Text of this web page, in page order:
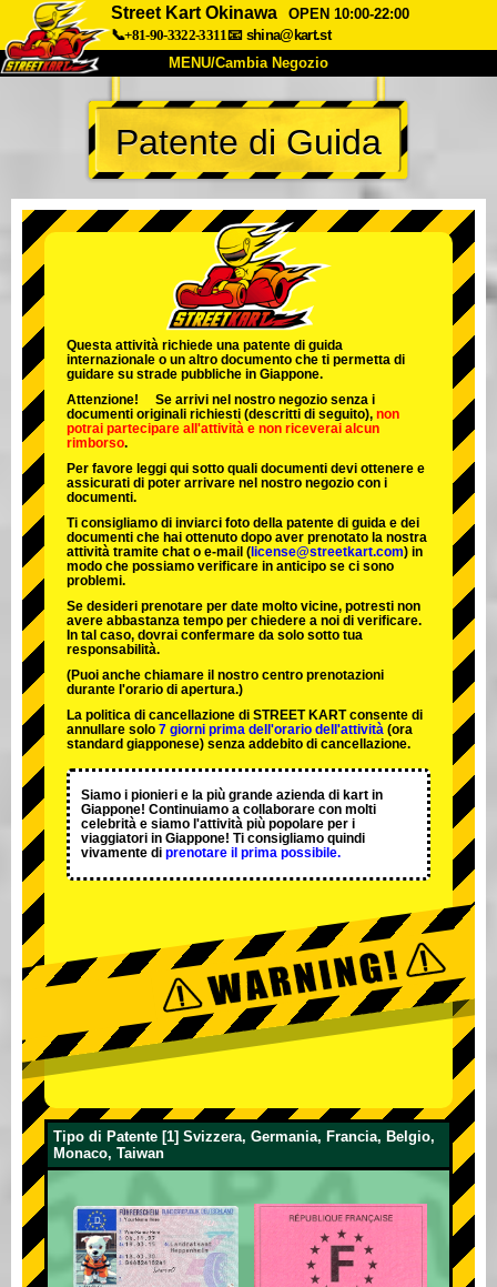
Street Kart Okinawa
OPEN 10:00-22:00
📞+81-90-3322-3311📧 shina@kart.st
MENU/Cambia Negozio
INIZIO
Chi Siamo Specifiche Prezzo
Azienda Prenotazioni
Cambia Negozio
Tokyo Shinagawa
Tokyo Akihabara#2
Tokyo Shibuya Annex
Tokyo Asakusa Osaka
Okinawa
Patente di Guida
Questa attività richiede una patente di guida
internazionale o un altro documento che ti permetta di
guidare su strade pubbliche in Giappone.
Attenzione! Se arrivi nel nostro negozio senza i
documenti originali richiesti (descritti di seguito), non
potrai partecipare all'attività e non riceverai alcun
rimborso.
Per favore leggi qui sotto quali documenti devi ottenere e
assicurati di poter arrivare nel nostro negozio con i
documenti.
Ti consigliamo di inviarci foto della patente di guida e dei
documenti che hai ottenuto dopo aver prenotato la nostra
attività tramite chat o e-mail ( license@streetkart.com) in
modo che possiamo verificare in anticipo se ci sono
problemi.
Se desideri prenotare per date molto vicine, potresti non
avere abbastanza tempo per chiedere a noi di verificare.
In tal caso, dovrai confermare da solo sotto tua
responsabilità.
(Puoi anche chiamare il nostro centro prenotazioni
durante l'orario di apertura.)
La politica di cancellazione di STREET KART consente di
annullare solo 7 giorni prima dell'orario dell'attività (ora
standard giapponese) senza addebito di cancellazione.
Siamo i pionieri e la più grande azienda di kart in
Giappone! Continuiamo a collaborare con molti
celebrità e siamo l'attività più popolare per i
viaggiatori in Giappone! Ti consigliamo quindi
vivamente di prenotare il prima possibile.
Tipo di Patente [1] Svizzera, Germania, Francia, Belgio,
Monaco, Taiwan